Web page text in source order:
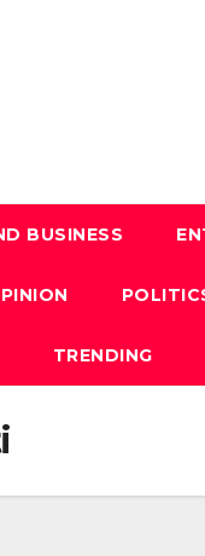
BUSINESS
TRENDING